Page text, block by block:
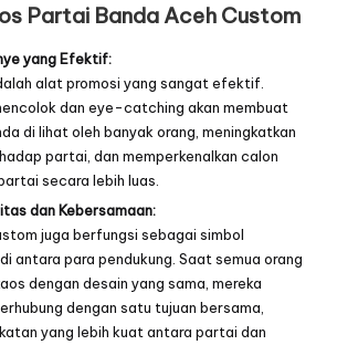
Partai Banda Aceh Custom
yang Efektif:
alat promosi yang sangat efektif.
dan eye-catching akan membuat
di lihat oleh banyak orang, meningkatkan
partai, dan memperkenalkan calon
secara lebih luas.
dan Kebersamaan:
juga berfungsi sebagai simbol
antara para pendukung. Saat semua orang
dengan desain yang sama, mereka
dengan satu tujuan bersama,
yang lebih kuat antara partai dan